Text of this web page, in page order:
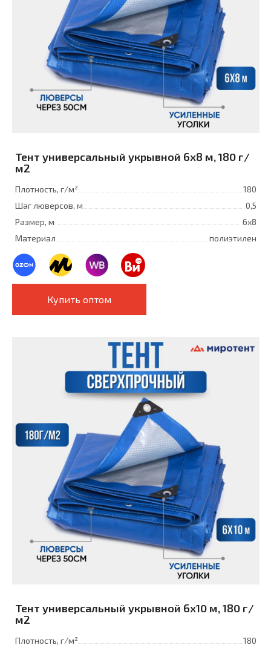
Тент универсальный укрывной 6x8 м, 180 г/
м2
Плотность, г/м²
180
Шаг люверсов, м
0,5
Размер, м
6х8
Материал
полиэтилен
Купить оптом
Тент универсальный укрывной 6x10 м, 180 г/
м2
Плотность, г/м²
180